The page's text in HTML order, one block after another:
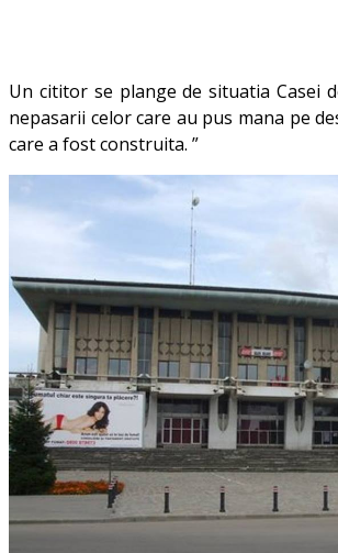
Un cititor se plange de situatia Casei
nepasarii celor care au pus mana pe
care a fost construita. ”